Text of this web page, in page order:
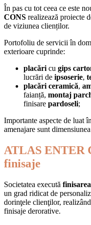
În pas cu tot ceea ce este
CONS realizează proiecte
de viziunea clienților.
Portofoliu de servicii în
exterioare cuprinde:
placări cu gips
lucrări de ipsoserie,
placări ceramică,
faianță, montaj
finisare pardoseli;
Importante aspecte de luat
amenajare sunt
ATLAS ENTER
finisaje
Societatea execută
un grad ridicat de
dorinţele clienţilor,
finisaje derorative.